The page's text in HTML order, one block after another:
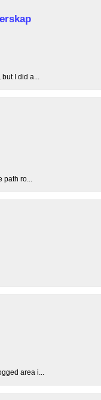
I did a...
ro...
area i...